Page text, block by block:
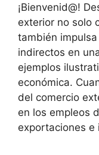
¡Bienvenid@!
exterior no solo
también
indirectos en
ejemplos
económica.
del comercio
en los empleos
exportaciones